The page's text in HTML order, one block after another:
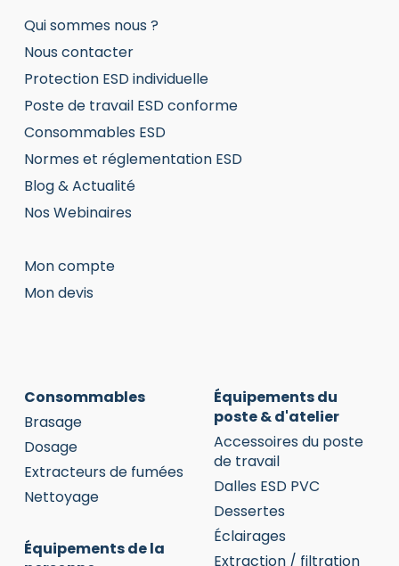
Qui sommes nous ?
Nous contacter
Protection ESD individuelle
Poste de travail ESD conforme
Consommables ESD
Normes et réglementation ESD
Blog & Actualité
Nos Webinaires
Mon compte
Mon devis
Consommables
Brasage
Dosage
Extracteurs de fumées
Nettoyage
Équipements de la
Équipements du
poste & d'atelier
Accessoires du poste
de travail
Dalles ESD PVC
Dessertes
Éclairages
Extraction / filtration